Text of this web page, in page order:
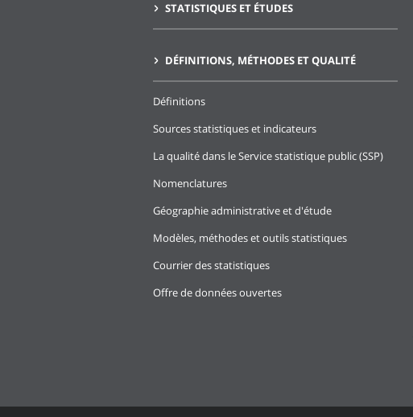
STATISTIQUES ET ÉTUDES
DÉFINITIONS, MÉTHODES ET QUALITÉ
Définitions
Sources statistiques et indicateurs
La qualité dans le Service statistique public (SSP)
Nomenclatures
Géographie administrative et d'étude
Modèles, méthodes et outils statistiques
Courrier des statistiques
Offre de données ouvertes